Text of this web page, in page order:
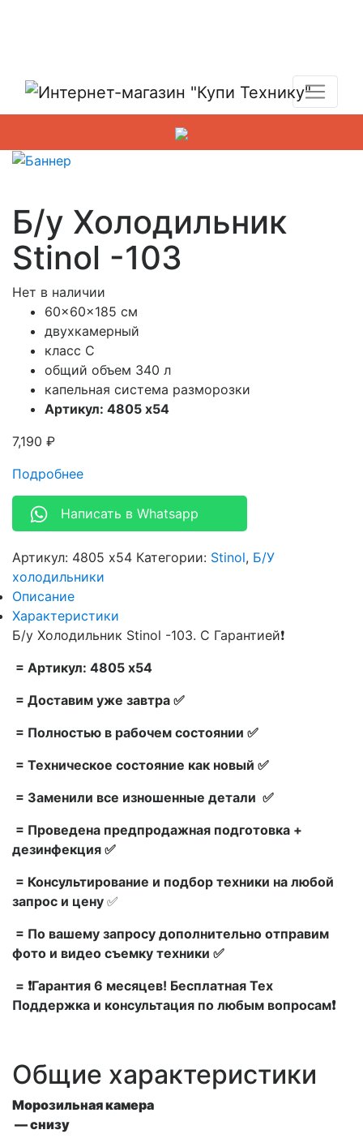
Б/у Холодильник
Stinol -103
Нет в наличии
60x60x185 см
двухкамерный
класс C
общий объем 340 л
капельная система разморозки
Артикул: 4805 х54
7,190 ₽
Подробнее
Написать в Whatsapp
Артикул: 4805 х54 Категории: Stinol, Б/У
холодильники
Описание
Характеристики
Б/у Холодильник Stinol -103. С Гарантией❗
= Артикул: 4805 х54
= Доставим уже завтра ✅
= Полностью в рабочем состоянии ✅
= Техническое состояние как новый ✅
= Заменили все изношенные детали ✅
= Проведена предпродажная подготовка +
дезинфекция ✅
= Консультирование и подбор техники на любой
запрос и цену ✅
= По вашему запросу дополнительно отправим
фото и видео съемку техники ✅
= ❗Гарантия 6 месяцев! Бесплатная Тех
Поддержка и консультация по любым вопросам❗
Общие характеристики
Морозильная камера
— снизу